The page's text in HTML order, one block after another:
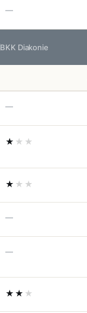
—
BKK Diakonie
—
★ ★★
★ ★★
—
—
★★ ★